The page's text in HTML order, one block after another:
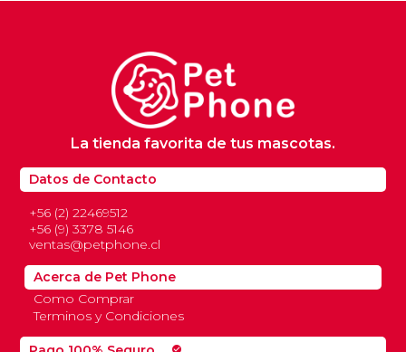
check_circle
Datos de Contacto
+56 (2) 22469512
+56 (9) 3378 5146
ventas@petphone.cl
La tienda favorita de tus mascotas.
Acerca de Pet Phone
Como Comprar
Terminos y Condiciones